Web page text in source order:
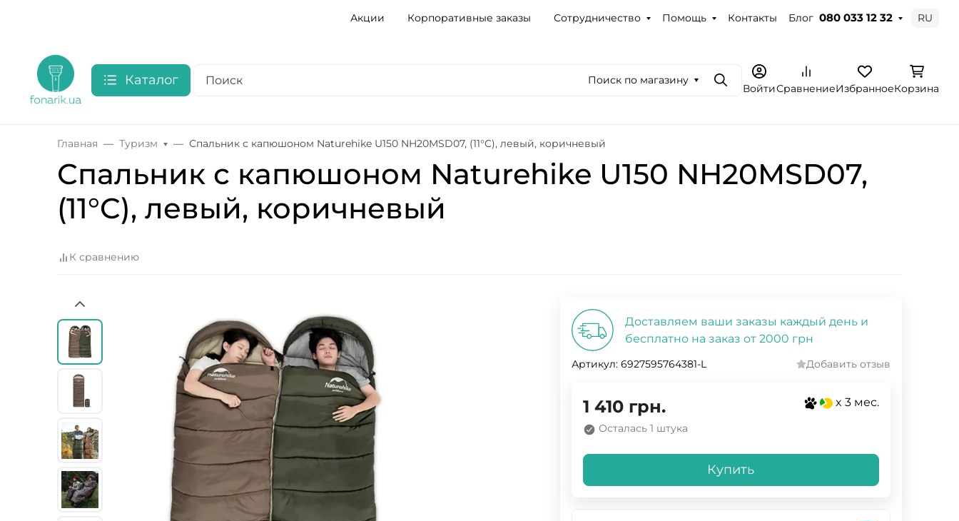
Акции Корпоративные заказы Сотрудничество Помощь Контакты Блог 080 033 12 32 RU
Каталог Поиск по магазину
ПоискВойтиСравнениеИзбранноеКорзина
Главная Туризм Спальник с капюшоном Naturehike U150 NH20MSD07, (11°C), левый, коричневый
Спальник с капюшоном Naturehike U150 NH20MSD07,
(11°C), левый, коричневый
К сравнению
Доставляем ваши заказы каждый день и
бесплатно на заказ от 2000 грн
Артикул: 6927595764381-L Добавить отзыв
1 410 грн. x 3 мес.
Осталась 1 штука
Купить